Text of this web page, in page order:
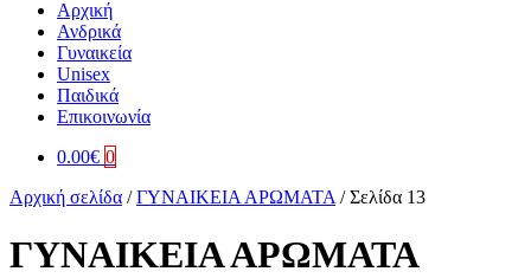
Αρχική
Ανδρικά
Γυναικεία
Unisex
Παιδικά
Επικοινωνία
0.00€ 0
Αρχική σελίδα /ΓΥΝΑΙΚΕΙΑ ΑΡΩΜΑΤΑ /Σελίδα 13
ΓΥΝΑΙΚΕΙΑ ΑΡΩΜΑΤΑ